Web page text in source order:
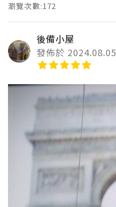
瀏覽次數:172
後備小屋
發佈於 2024.08.05